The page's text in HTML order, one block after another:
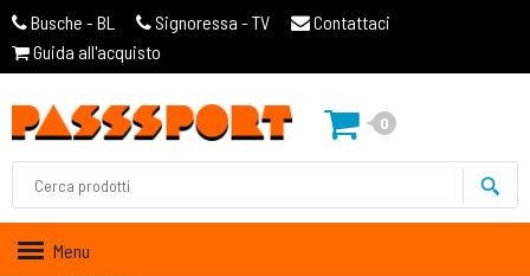
Busche - BL Signoressa - TV
Contattaci
Guida all'acquisto
0
Menu